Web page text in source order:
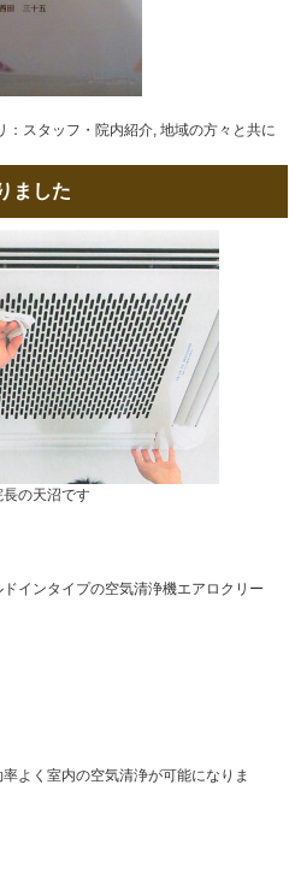
スタッフ・院内紹介, 地域の方々と共に
ました
の天沼です
インタイプの空気清浄機エアロクリー
よく室内の空気清浄が可能になりま